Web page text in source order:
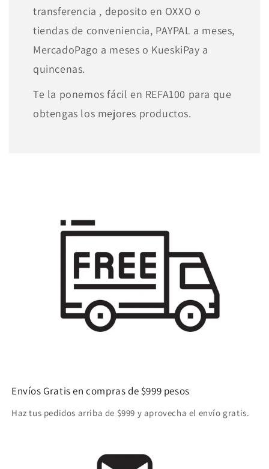
transferencia , deposito en OXXO o
tiendas de conveniencia, PAYPAL a meses,
MercadoPago a meses o KueskiPay a
quincenas.
Te la ponemos fácil en REFA100 para que
obtengas los mejores productos.
Envíos Gratis en compras de $999 pesos
Haz tus pedidos arriba de $999 y aprovecha el envío gratis.